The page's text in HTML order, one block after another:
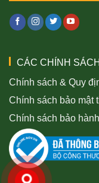
CÁC CHÍNH
Chính sách & Quy
Chính sách bảo mật
Chính sách bảo hành